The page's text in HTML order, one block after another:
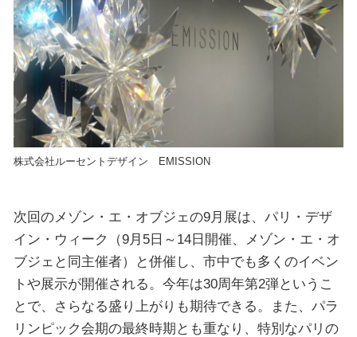
株式会社ルーセントデザイン EMISSION
次回のメゾン・エ・オブジェの9月展は、パリ・デザ
イン・ウィーク（9月5日～14日開催、メゾン・エ・オ
ブジェと同主催者）と併催し、市中でも多くのイベン
トや展示が開催される。今年は30周年第2弾というこ
とで、さらなる盛り上がりも期待できる。また、パラ
リンピック会期の最終時期とも重なり、特別なパリの